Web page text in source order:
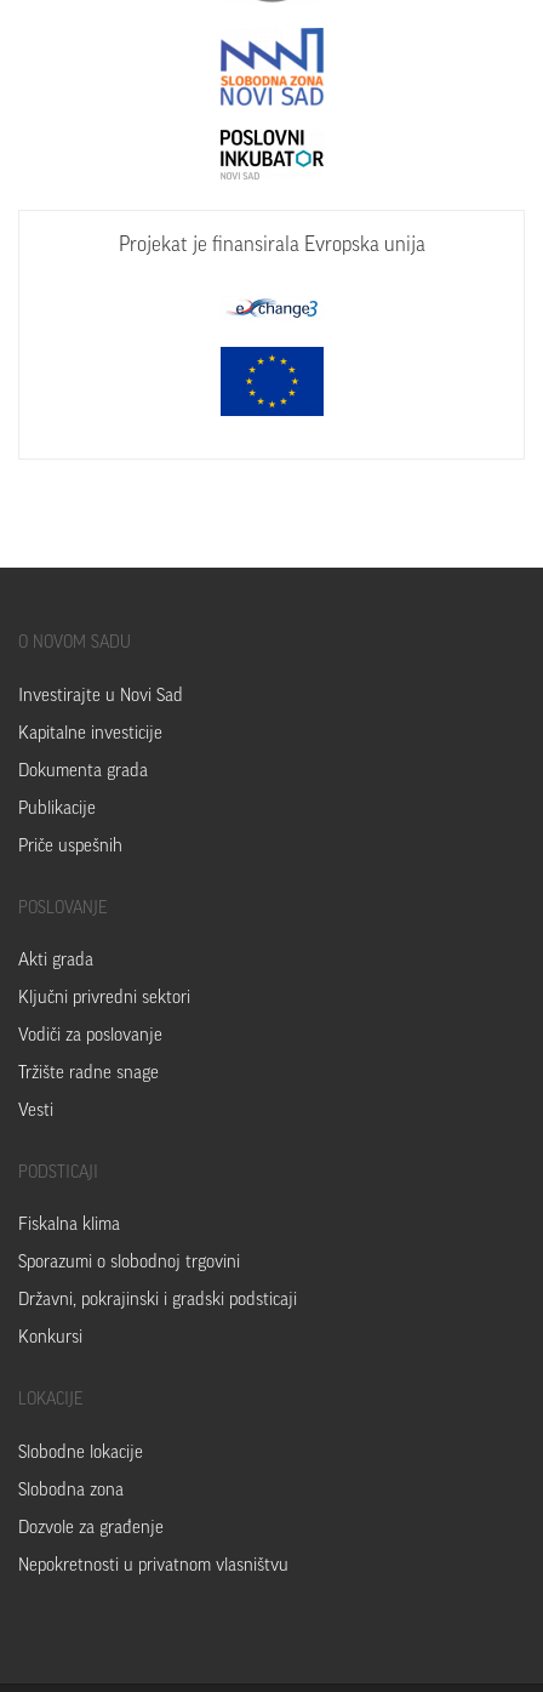
Projekat je finansirala Evropska unija
O NOVOM SADU
Investirajte u Novi Sad
Kapitalne investicije
Dokumenta grada
Publikacije
Priče uspešnih
POSLOVANJE
Akti grada
Ključni privredni sektori
Vodiči za poslovanje
Tržište radne snage
Vesti
PODSTICAJI
Fiskalna klima
Sporazumi o slobodnoj trgovini
Državni, pokrajinski i gradski podsticaji
Konkursi
LOKACIJE
Slobodne lokacije
Slobodna zona
Dozvole za građenje
Nepokretnosti u privatnom vlasništvu